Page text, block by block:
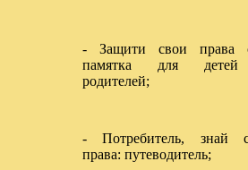
- Защити свои права
памятка для
родителей;
- Потребитель, знай
права: путеводитель;